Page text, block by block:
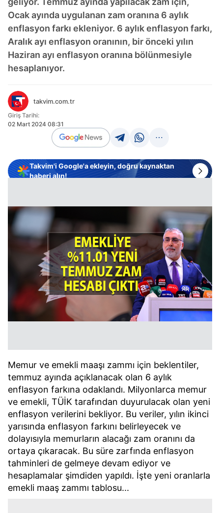
Ocak ayında uygulanan zam oranına 6 aylık
enflasyon farkı ekleniyor. 6 aylık enflasyon farkı,
Aralık ayı enflasyon oranının, bir önceki yılın
Haziran ayı enflasyon oranına bölünmesiyle
hesaplanıyor.
takvim.com.tr
Giriş Tarihi:
02 Mart 2024 08:31
Takvim'i Google'a ekleyin, doğru kaynaktan
haberi alın!
Memur ve emekli maaşı zammı için beklentiler,
temmuz ayında açıklanacak olan 6 aylık
enflasyon farkına odaklandı. Milyonlarca memur
ve emekli, TÜİK tarafından duyurulacak olan yeni
enflasyon verilerini bekliyor. Bu veriler, yılın ikinci
yarısında enflasyon farkını belirleyecek ve
dolayısıyla memurların alacağı zam oranını da
ortaya çıkaracak. Bu süre zarfında enflasyon
tahminleri de gelmeye devam ediyor ve
hesaplamalar şimdiden yapıldı. İşte yeni oranlarla
emekli maaş zammı tablosu...